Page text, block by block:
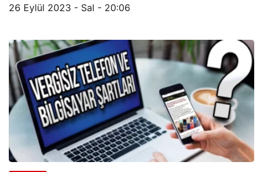
26 Eylül 2023 - Sal - 20:06